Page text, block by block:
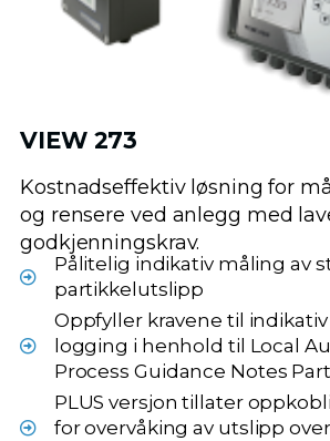
VIEW 273
Kostnadseffektiv løsning for
og rensere ved anlegg med
godkjenningskrav.
Pålitelig indikativ måling av
partikkelutslipp
Oppfyller kravene til
logging i henhold til Local
Process Guidance Notes
PLUS versjon tillater
for overvåking av utslipp